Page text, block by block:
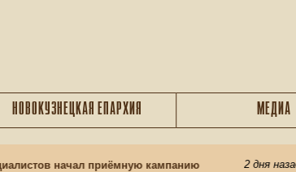
НОВОКУЗНЕЦКАЯ ЕПАРХИЯ МЕДИА
начал приёмную кампанию 2 дня назад